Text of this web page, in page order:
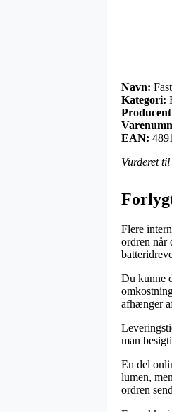
Navn:
Kategori:
EAN:
Vurderet til
Flere
ordren når
Du kunne
afhænger
man
En del
lumen,
ordren